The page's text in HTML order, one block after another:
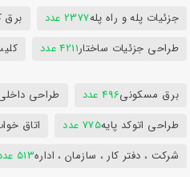
جزئیات پله و راه پله2377 عدد برق
طراحی جزئیات ساختار4211 عدد
برق مسکونی496 عدد طراحی
طراحی اتوکد پایه775 عدد اتاق
شرکت ، دفتر کار ، سازمان ، اداره513 عدد